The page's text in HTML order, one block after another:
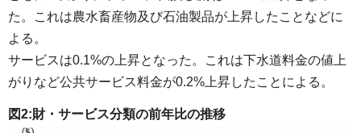
た。これは農水畜産物及び石油製品が上昇したことなどに
よる。
サービスは0.1%の上昇となった。これは下水道料金の値上
がりなど公共サービス料金が0.2%上昇したことによる。
図2:財・サービス分類の前年比の推移